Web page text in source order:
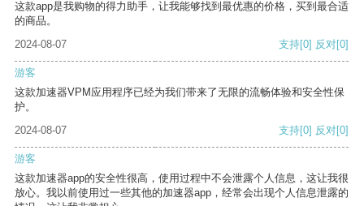
这款app是我购物的得力助手，让我能够找到最优惠的价格，买到最合适
的商品。
2024-08-07
支持[0] 反对[0]
游客
这款加速器VPM应用程序已经为我们带来了无限的流畅体验和安全性保
护。
2024-08-07
支持[0] 反对[0]
游客
这款加速器app的安全性很高，使用过程中不会泄露个人信息，这让我很
放心。我以前使用过一些其他的加速器app，经常会出现个人信息泄露的